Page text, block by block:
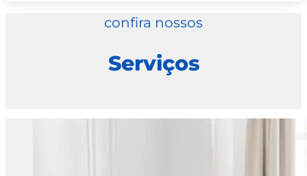
confira nossos
Serviços